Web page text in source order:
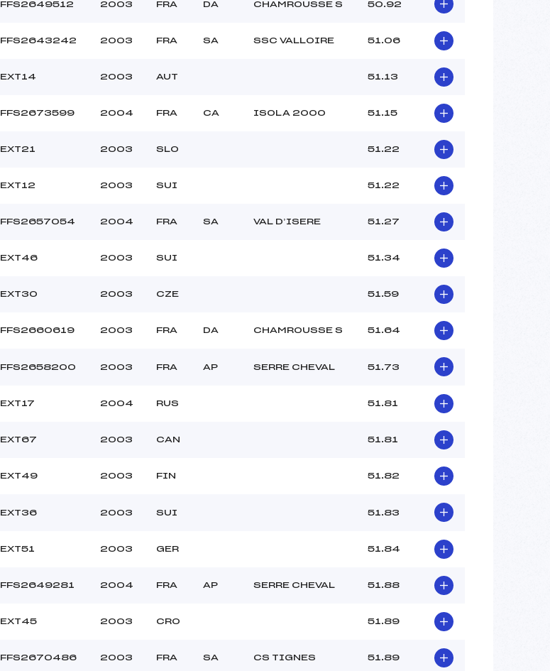
–
FFS2649512 2003 FRA DA CHAMROUSSE S 50.92
FFS2643242 2003 FRA SA SSC VALLOIRE 51.06
EXT14 2003 AUT 51.13
FFS2673599 2004 FRA CA ISOLA 2000 51.15
EXT21 2003 SLO 51.22
EXT12 2003 SUI 51.22
FFS2657054 2004 FRA SA VAL D’ISERE 51.27
EXT46 2003 SUI 51.34
EXT30 2003 CZE 51.59
FFS2660619 2003 FRA DA CHAMROUSSE S 51.64
FFS2658200 2003 FRA AP SERRE CHEVAL 51.73
EXT17 2004 RUS 51.81
EXT67 2003 CAN 51.81
EXT49 2003 FIN 51.82
EXT36 2003 SUI 51.83
EXT51 2003 GER 51.84
FFS2649281 2004 FRA AP SERRE CHEVAL 51.88
EXT45 2003 CRO 51.89
FFS2670486 2003 FRA SA CS TIGNES 51.89